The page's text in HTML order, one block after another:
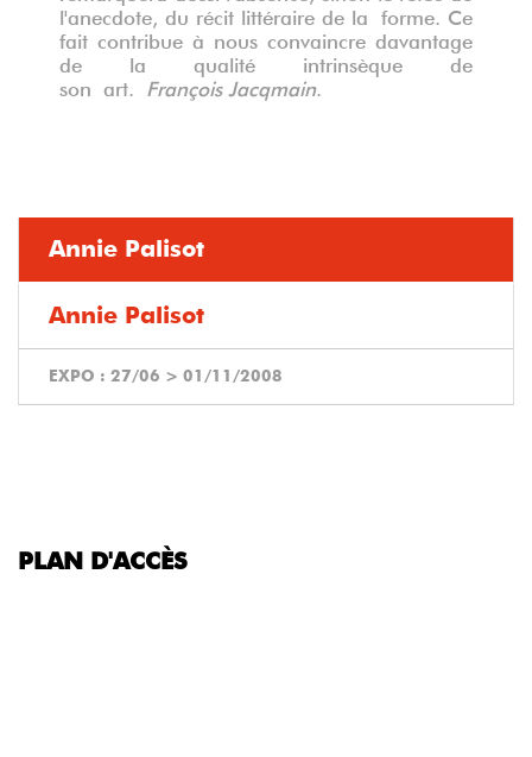
l'anecdote, du récit littéraire de la forme. Ce
fait contribue à nous convaincre davantage
de la qualité intrinsèque de
son art. François Jacqmain.
Annie Palisot
Annie Palisot
EXPO : 27/06 > 01/11/2008
PLAN D'ACCÈS